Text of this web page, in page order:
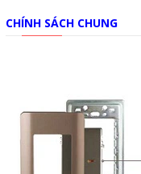
CHÍNH SÁCH CHUNG